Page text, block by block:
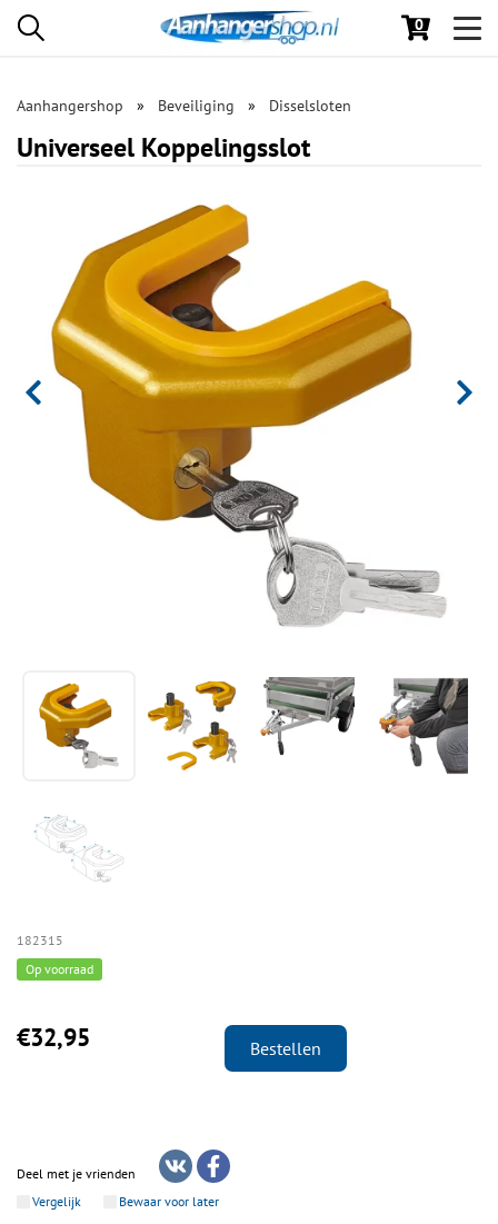
0
Aanhangershop Beveiliging Disselsloten
Universeel Koppelingsslot
182315
Op voorraad
€32,95 Bestellen
Deel met je vrienden
Vergelijk
Bewaar voor later